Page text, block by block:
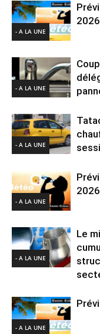
- A LA UNE
2026
- A LA UNE
- A LA UNE
- A LA UNE
2026
- A LA UNE
Le
- A LA UNE